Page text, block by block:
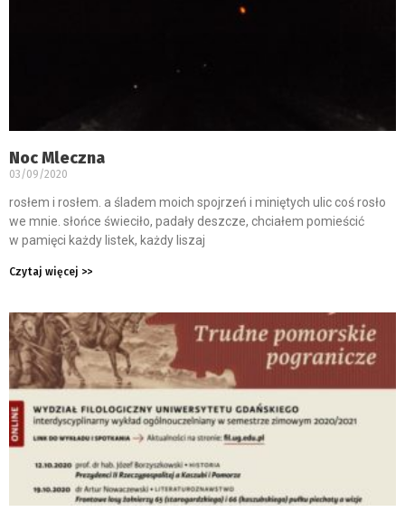
Noc Mleczna
03/09/2020
rosłem i rosłem. a śladem moich spojrzeń i miniętych ulic coś rosło
we mnie. słońce świeciło, padały deszcze, chciałem pomieścić
w pamięci każdy listek, każdy liszaj
Czytaj więcej >>